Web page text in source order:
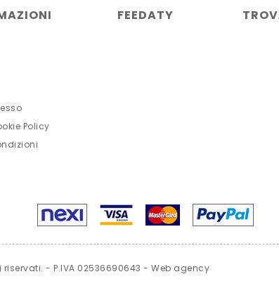
Policy
FEEDATY
- P.IVA 02536690643 - Web agency